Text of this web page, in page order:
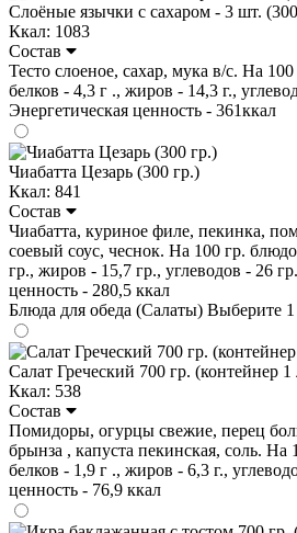
Слоёные язычки с сахаром - 3 шт.
Ккал: 1083
Состав
Тесто слоеное, сахар, мука в/с. На
белков - 4,3 г ., жиров - 14,3 г.,
Энергетическая ценность - 361ккал
Чиабатта Цезарь (300 гр.)
Ккал: 841
Состав
Чиабатта, куриное филе, пекинка,
соевый соус, чеснок. На 100 гр.
гр., жиров - 15,7 гр., углеводов - 26
ценность - 280,5 ккал
Блюда для обеда (Салаты) Выберите 1
Салат Греческий 700 гр. (контейнер 1
Ккал: 538
Состав
Помидоры, огурцы свежие, перец
брынза , капуста пекинская, соль. На
белков - 1,9 г ., жиров - 6,3 г.,
ценность - 76,9 ккал